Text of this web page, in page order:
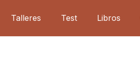
Talleres Test Libros